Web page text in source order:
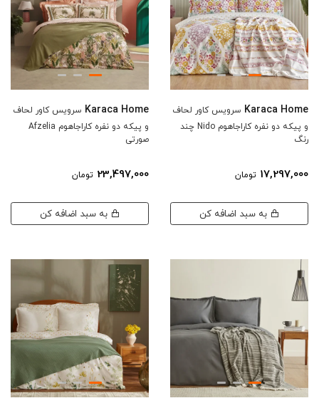
Karaca Home سرویس کاور لحاف
و پیکه دو نفره کاراجاهوم Nido چند
رنگ
17,297,000 تومان
Karaca Home سرویس کاور لحاف
و پیکه دو نفره کاراجاهوم Afzelia
صورتی
23,497,000 تومان